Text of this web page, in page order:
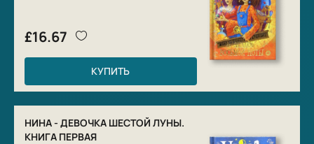
£16.67
КУПИТЬ
НИНА - ДЕВОЧКА ШЕСТОЙ ЛУНЫ.
КНИГА ПЕРВАЯ